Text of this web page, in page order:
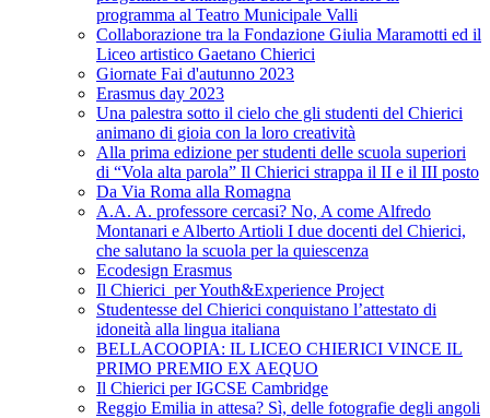
programma al Teatro Municipale Valli
Collaborazione tra la Fondazione Giulia Maramotti ed il
Liceo artistico Gaetano Chierici
Giornate Fai d'autunno 2023
Erasmus day 2023
Una palestra sotto il cielo che gli studenti del Chierici
animano di gioia con la loro creatività
Alla prima edizione per studenti delle scuola superiori
di “Vola alta parola” Il Chierici strappa il II e il III posto
Da Via Roma alla Romagna
A.A. A. professore cercasi? No, A come Alfredo
Montanari e Alberto Artioli I due docenti del Chierici,
che salutano la scuola per la quiescenza
Ecodesign Erasmus
Il Chierici per Youth&Experience Project
Studentesse del Chierici conquistano l’attestato di
idoneità alla lingua italiana
BELLACOOPIA: IL LICEO CHIERICI VINCE IL
PRIMO PREMIO EX AEQUO
Il Chierici per IGCSE Cambridge
Reggio Emilia in attesa? Sì, delle fotografie degli angoli